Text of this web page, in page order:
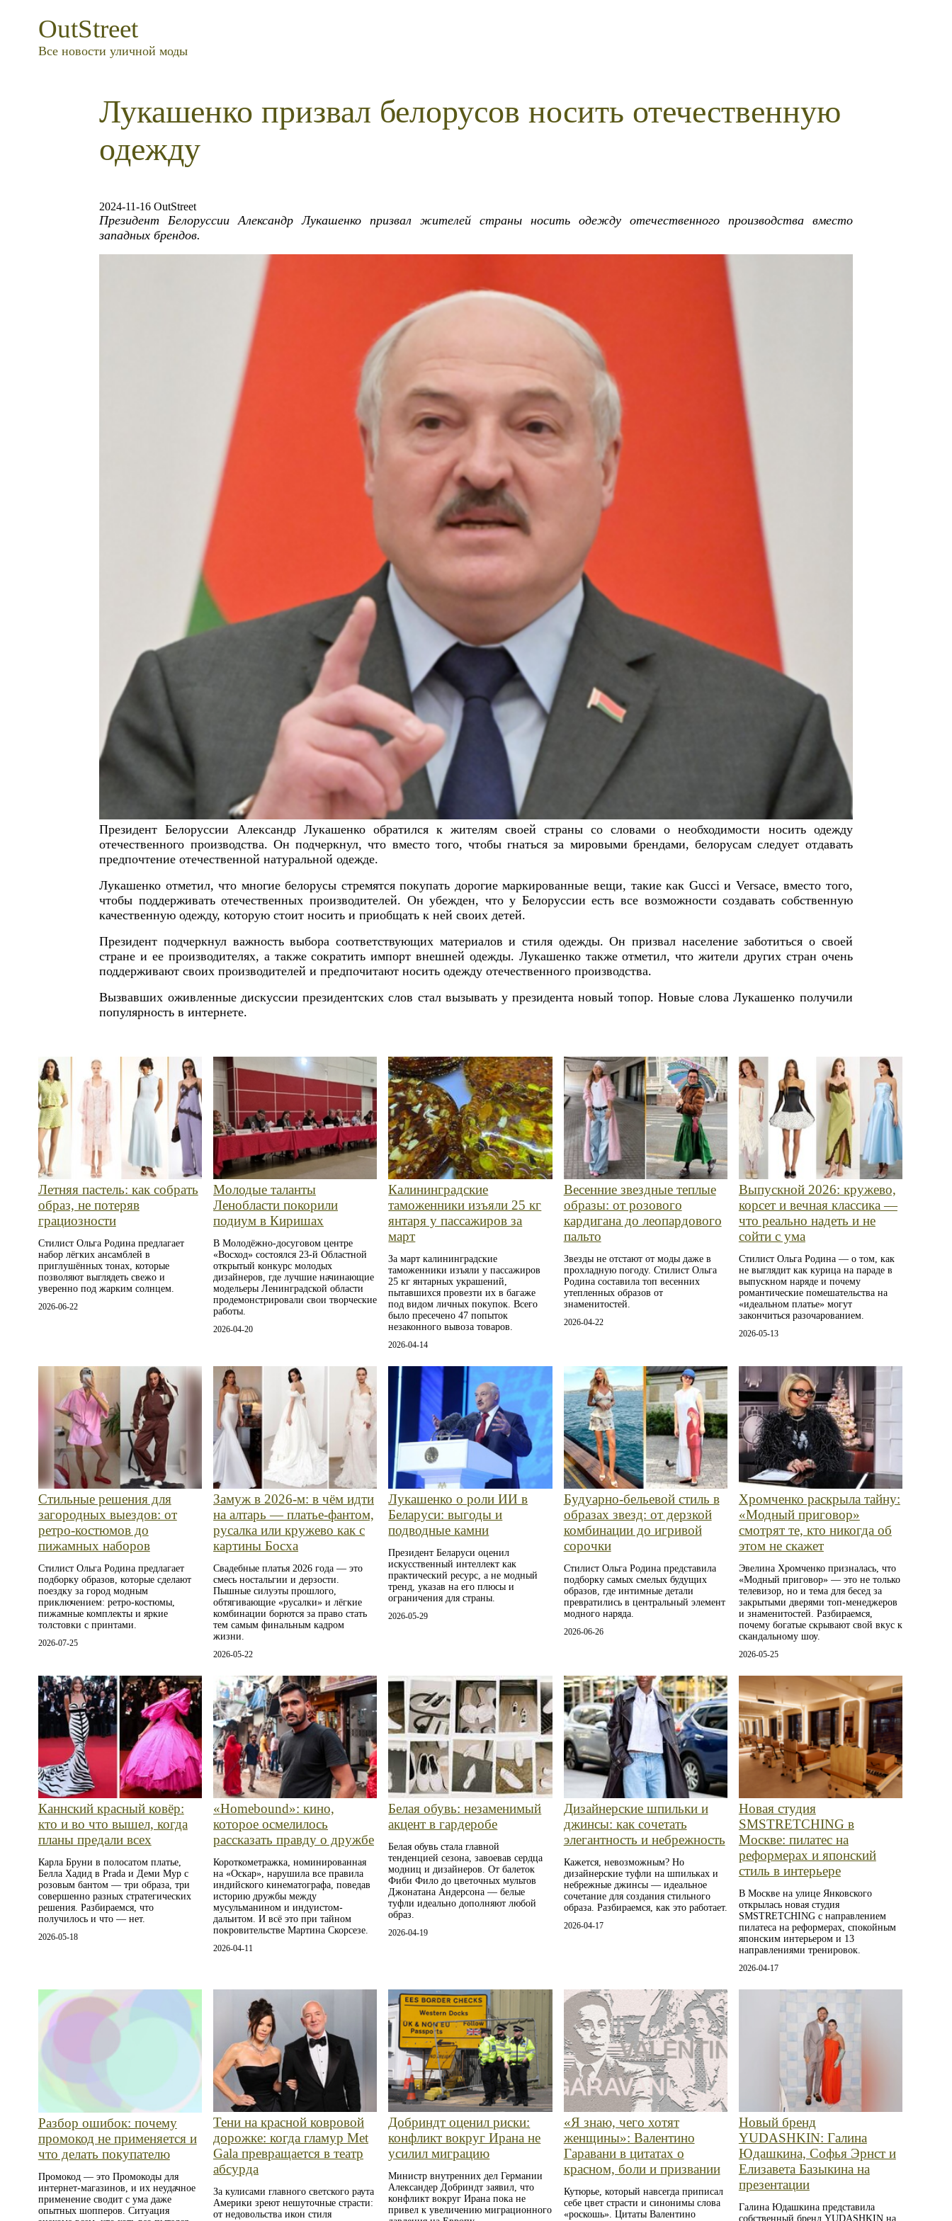
OutStreet
Все новости уличной моды
Лукашенко призвал белорусов носить отечественную
одежду
2024-11-16 OutStreet
Президент Белоруссии Александр Лукашенко призвал жителей страны носить одежду отечественного производства вместо
западных брендов.
Президент Белоруссии Александр Лукашенко обратился к жителям своей страны со словами о необходимости носить одежду
отечественного производства. Он подчеркнул, что вместо того, чтобы гнаться за мировыми брендами, белорусам следует отдавать
предпочтение отечественной натуральной одежде.
Лукашенко отметил, что многие белорусы стремятся покупать дорогие маркированные вещи, такие как Gucci и Versace, вместо того,
чтобы поддерживать отечественных производителей. Он убежден, что у Белоруссии есть все возможности создавать собственную
качественную одежду, которую стоит носить и приобщать к ней своих детей.
Президент подчеркнул важность выбора соответствующих материалов и стиля одежды. Он призвал население заботиться о своей
стране и ее производителях, а также сократить импорт внешней одежды. Лукашенко также отметил, что жители других стран очень
поддерживают своих производителей и предпочитают носить одежду отечественного производства.
Вызвавших оживленные дискуссии президентских слов стал вызывать у президента новый топор. Новые слова Лукашенко получили
популярность в интернете.
Летняя пастель: как собрать
образ, не потеряв
грациозности
Стилист Ольга Родина предлагает
набор лёгких ансамблей в
приглушённых тонах, которые
позволяют выглядеть свежо и
уверенно под жарким солнцем.
2026-06-22
Молодые таланты
Ленобласти покорили
подиум в Киришах
В Молодёжно-досуговом центре
«Восход» состоялся 23-й Областной
открытый конкурс молодых
дизайнеров, где лучшие начинающие
модельеры Ленинградской области
продемонстрировали свои творческие
работы.
2026-04-20
Калининградские
таможенники изъяли 25 кг
янтаря у пассажиров за
март
За март калининградские
таможенники изъяли у пассажиров
25 кг янтарных украшений,
пытавшихся провезти их в багаже
под видом личных покупок. Всего
было пресечено 47 попыток
незаконного вывоза товаров.
2026-04-14
Весенние звездные теплые
образы: от розового
кардигана до леопардового
пальто
Звезды не отстают от моды даже в
прохладную погоду. Стилист Ольга
Родина составила топ весенних
утепленных образов от
знаменитостей.
2026-04-22
Выпускной 2026: кружево,
корсет и вечная классика —
что реально надеть и не
сойти с ума
Стилист Ольга Родина — о том, как
не выглядит как курица на параде в
выпускном наряде и почему
романтические помешательства на
«идеальном платье» могут
закончиться разочарованием.
2026-05-13
Стильные решения для
загородных выездов: от
ретро‑костюмов до
пижамных наборов
Стилист Ольга Родина предлагает
подборку образов, которые сделают
поездку за город модным
приключением: ретро‑костюмы,
пижамные комплекты и яркие
толстовки с принтами.
2026-07-25
Замуж в 2026-м: в чём идти
на алтарь — платье-фантом,
русалка или кружево как с
картины Босха
Свадебные платья 2026 года — это
смесь ностальгии и дерзости.
Пышные силуэты прошлого,
обтягивающие «русалки» и лёгкие
комбинации борются за право стать
тем самым финальным кадром
жизни.
2026-05-22
Лукашенко о роли ИИ в
Беларуси: выгоды и
подводные камни
Президент Беларуси оценил
искусственный интеллект как
практический ресурс, а не модный
тренд, указав на его плюсы и
ограничения для страны.
2026-05-29
Будуарно‑бельевой стиль в
образах звезд: от дерзкой
комбинации до игривой
сорочки
Стилист Ольга Родина представила
подборку самых смелых будущих
образов, где интимные детали
превратились в центральный элемент
модного наряда.
2026-06-26
Хромченко раскрыла тайну:
«Модный приговор»
смотрят те, кто никогда об
этом не скажет
Эвелина Хромченко призналась, что
«Модный приговор» — это не только
телевизор, но и тема для бесед за
закрытыми дверями топ-менеджеров
и знаменитостей. Разбираемся,
почему богатые скрывают свой вкус к
скандальному шоу.
2026-05-25
Каннский красный ковёр:
кто и во что вышел, когда
планы предали всех
Карла Бруни в полосатом платье,
Белла Хадид в Prada и Деми Мур с
розовым бантом — три образа, три
совершенно разных стратегических
решения. Разбираемся, что
получилось и что — нет.
2026-05-18
«Homebound»: кино,
которое осмелилось
рассказать правду о дружбе
Короткометражка, номинированная
на «Оскар», нарушила все правила
индийского кинематографа, поведав
историю дружбы между
мусульманином и индуистом-
дальитом. И всё это при тайном
покровительстве Мартина Скорсезе.
2026-04-11
Белая обувь: незаменимый
акцент в гардеробе
Белая обувь стала главной
тенденцией сезона, завоевав сердца
модниц и дизайнеров. От балеток
Фиби Фило до цветочных мультов
Джонатана Андерсона — белые
туфли идеально дополняют любой
образ.
2026-04-19
Дизайнерские шпильки и
джинсы: как сочетать
элегантность и небрежность
Кажется, невозможным? Но
дизайнерские туфли на шпильках и
небрежные джинсы — идеальное
сочетание для создания стильного
образа. Разбираемся, как это работает.
2026-04-17
Новая студия
SMSTRETCHING в
Москве: пилатес на
реформерах и японский
стиль в интерьере
В Москве на улице Янковского
открылась новая студия
SMSTRETCHING с направлением
пилатеса на реформерах, спокойным
японским интерьером и 13
направлениями тренировок.
2026-04-17
Разбор ошибок: почему
промокод не применяется и
что делать покупателю
Промокод — это Промокоды для
интернет-магазинов, и их неудачное
применение сводит с ума даже
опытных шопперов. Ситуация
Тени на красной ковровой
дорожке: когда гламур Met
Gala превращается в театр
абсурда
За кулисами главного светского раута
Америки зреют нешуточные страсти:
от недовольства икон стиля
Добриндт оценил риски:
конфликт вокруг Ирана не
усилил миграцию
Министр внутренних дел Германии
Александер Добриндт заявил, что
конфликт вокруг Ирана пока не
привел к увеличению миграционного
«Я знаю, чего хотят
женщины»: Валентино
Гаравани в цитатах о
красном, боли и призвании
Кутюрье, который навсегда приписал
себе цвет страсти и синонимы слова
«роскошь». Цитаты Валентино
Новый бренд
YUDASHKIN: Галина
Юдашкина, Софья Эрнст и
Елизавета Базыкина на
презентации
Галина Юдашкина представила
собственный бренд YUDASHKIN на